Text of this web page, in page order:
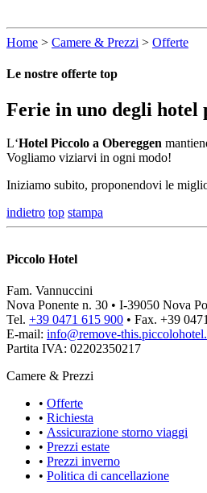
Home > Camere & Prezzi > Offerte
Le nostre offerte top
Ferie in uno degli hotel
L‘Hotel Piccolo a Obereggen
Vogliamo viziarvi in ogni modo!
Iniziamo subito, proponendovi le
indietro top stampa
Piccolo Hotel
Fam. Vannuccini
Nova Ponente n. 30 • I-39050 Nova
Tel. +39 0471 615 900 • Fax. +39
E-mail: info@remove-this.
Partita IVA: 02202350217
Camere & Prezzi
• Offerte
• Richiesta
• Assicurazione storno viaggi
• Prezzi estate
• Prezzi inverno
• Politica di cancellazione